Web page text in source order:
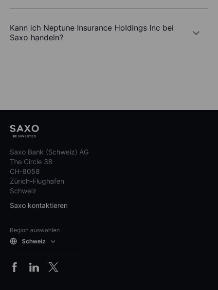
Kann ich Neptune Insurance Holdings Inc bei
Saxo handeln?
Saxo Bank (Schweiz) AG
The Circle 38
CH-8058
Zürich-Flughafen
Schweiz
Saxo kontaktieren
Region auswählen
Schweiz